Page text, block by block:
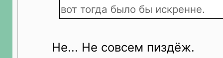
вот тогда было бы искренне.
Не... Не совсем пиздёж.